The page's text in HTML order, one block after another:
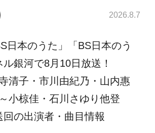
2026.8.7
日本のうた」「BS日本のう
ル銀河で8月10日放送！
清子・市川由紀乃・山内惠
小椋佳・石川さゆり他登
の出演者・曲目情報